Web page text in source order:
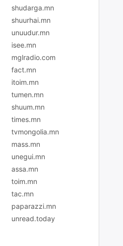
shudarga.mn
shuurhai.mn
unuudur.mn
isee.mn
mglradio.com
fact.mn
itoim.mn
tumen.mn
shuum.mn
times.mn
tvmongolia.mn
mass.mn
unegui.mn
assa.mn
toim.mn
tac.mn
paparazzi.mn
unread.today